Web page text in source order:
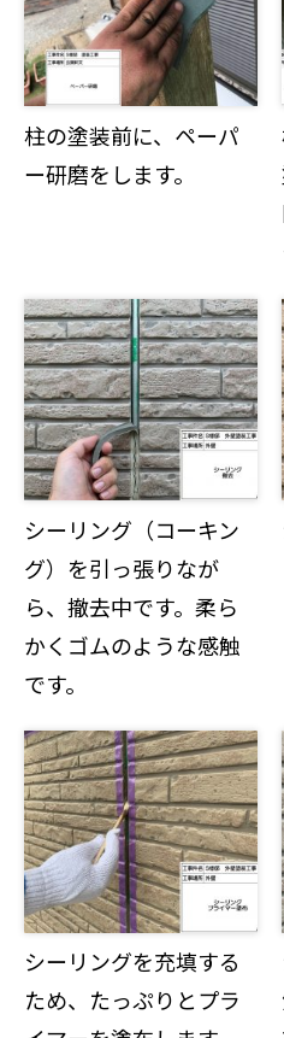
柱の塗装前に、ペーパ
ー研磨をします。
シーリング（コーキン
グ）を引っ張りなが
ら、撤去中です。柔ら
かくゴムのような感触
です。
シーリングを充填する
ため、たっぷりとプラ